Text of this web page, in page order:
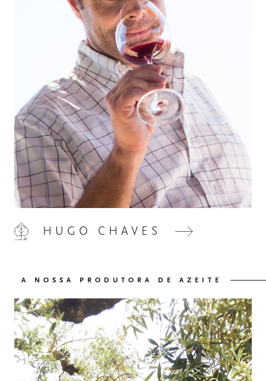
00 HOME
01 QUINTA DE LEMOS
03 OS NOSSOS VINHOS
04 O NOSSO AZEITE
05 VISITE-NOS
HUGO CHAVES
A NOSSA PRODUTORA DE AZEITE